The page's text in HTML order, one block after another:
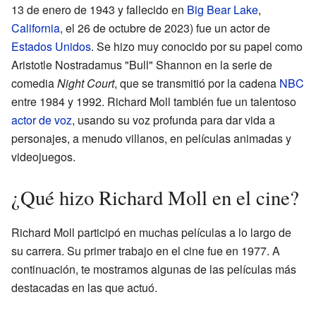
13 de enero de 1943 y fallecido en Big Bear Lake,
California, el 26 de octubre de 2023) fue un actor de
Estados Unidos. Se hizo muy conocido por su papel como
Aristotle Nostradamus "Bull" Shannon en la serie de
comediaNight Court, que se transmitió por la cadena NBC
entre 1984 y 1992. Richard Moll también fue un talentoso
actor de voz, usando su voz profunda para dar vida a
personajes, a menudo villanos, en películas animadas y
videojuegos.
¿Qué hizo Richard Moll en el cine?
Richard Moll participó en muchas películas a lo largo de
su carrera. Su primer trabajo en el cine fue en 1977. A
continuación, te mostramos algunas de las películas más
destacadas en las que actuó.